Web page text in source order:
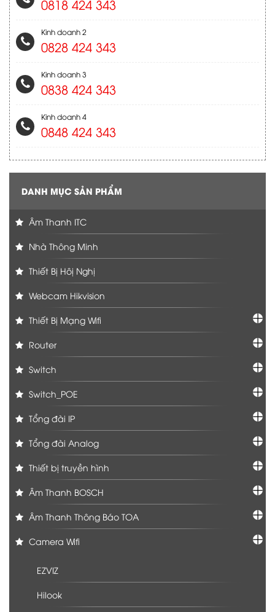
0818 424 343
Kinh doanh 2
0828 424 343
Kinh doanh 3
0838 424 343
Kinh doanh 4
0848 424 343
DANH MỤC SẢN PHẨM
Âm Thanh ITC
Nhà Thông Minh
Thiết Bị Hôị Nghị
Webcam Hikvision
Thiết Bị Mạng Wifi
Router
Switch
Switch_POE
Tổng đài IP
Tổng đài Analog
Thiết bị truyền hình
Âm Thanh BOSCH
Âm Thanh Thông Báo TOA
Camera Wifi
EZVIZ
Hilook